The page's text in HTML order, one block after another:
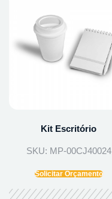
Kit Escritório
SKU: MP-00CJ40024
Solicitar Orçamento